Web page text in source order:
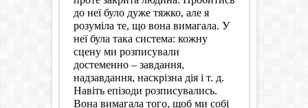
до неї було дуже тяжко, але я
розуміла те, що вона вимагала. У
неї була така система: кожну
сцену ми розписували
достеменно – завдання,
надзавдання, наскрізна дія і т. д.
Навіть епізоди розписувались.
Вона вимагала того, щоб ми собі